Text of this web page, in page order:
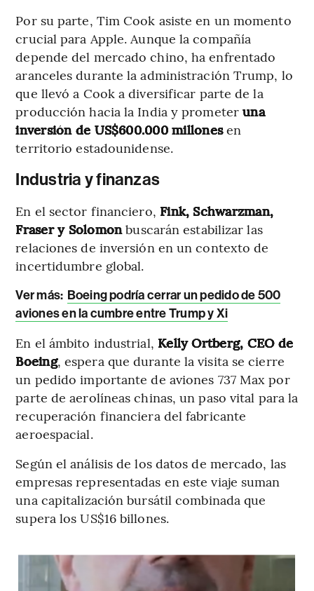
Por su parte, Tim Cook asiste en un momento
crucial para Apple. Aunque la compañía
depende del mercado chino, ha enfrentado
aranceles durante la administración Trump, lo
que llevó a Cook a diversificar parte de la
producción hacia la India y prometer una
inversión de US$600.000 millonesen
territorio estadounidense.
Industria y finanzas
En el sector financiero, Fink, Schwarzman,
Fraser y Solomonbuscarán estabilizar las
relaciones de inversión en un contexto de
incertidumbre global.
Ver más: Boeing podría cerrar un pedido de 500
aviones en la cumbre entre Trump y Xi
En el ámbito industrial, Kelly Ortberg, CEO de
Boeing, espera que durante la visita se cierre
un pedido importante de aviones 737 Max por
parte de aerolíneas chinas, un paso vital para la
recuperación financiera del fabricante
aeroespacial.
Según el análisis de los datos de mercado, las
empresas representadas en este viaje suman
una capitalización bursátil combinada que
supera los US$16 billones.